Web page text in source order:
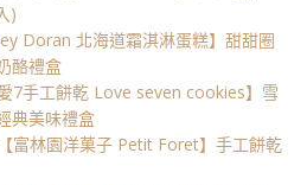
)
Doran 北海道霜淇淋蛋糕】甜甜圈
酪禮盒
7手工餅乾 Love seven cookies】雪
典美味禮盒
富林園洋菓子 Petit Foret】手工餅乾